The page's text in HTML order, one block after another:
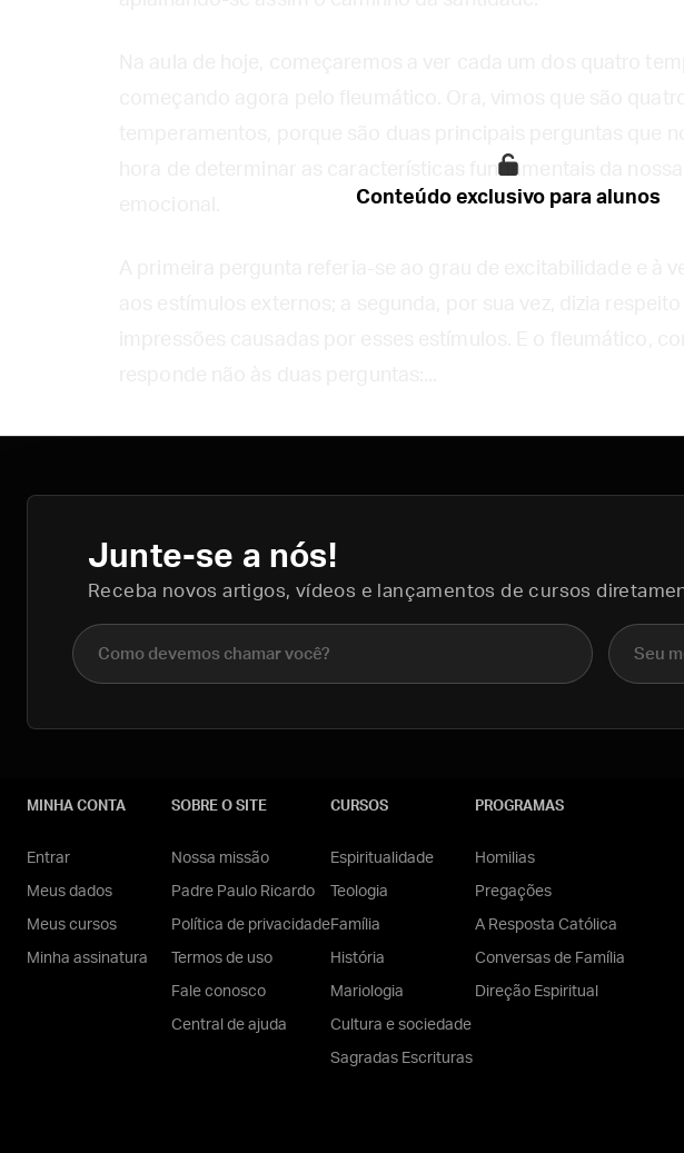
hora de determinar as características fundamentais da nossa
Conteúdo exclusivo para alunos
Junte-se a nós!
Receba novos artigos, vídeos e lançamentos de cursos
Nome completo E-mail
MINHA CONTA
Entrar
Meus dados
Meus cursos
Minha assinatura
SOBRE O SITE
Nossa missão
Padre Paulo Ricardo
Política de privacidade
Termos de uso
Fale conosco
Central de ajuda
CURSOS
Espiritualidade
Teologia
Família
História
Mariologia
Cultura e sociedade
Sagradas Escrituras
PROGRAMAS
Homilias
Pregações
A Resposta Católica
Conversas de Família
Direção Espiritual